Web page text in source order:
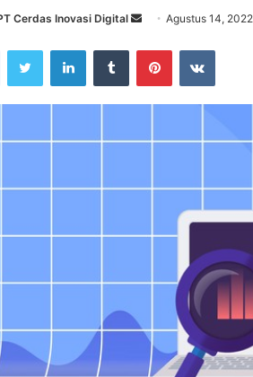
Cerdas Inovasi Digital
d
a
e
a
l
Agustus 14, 2022